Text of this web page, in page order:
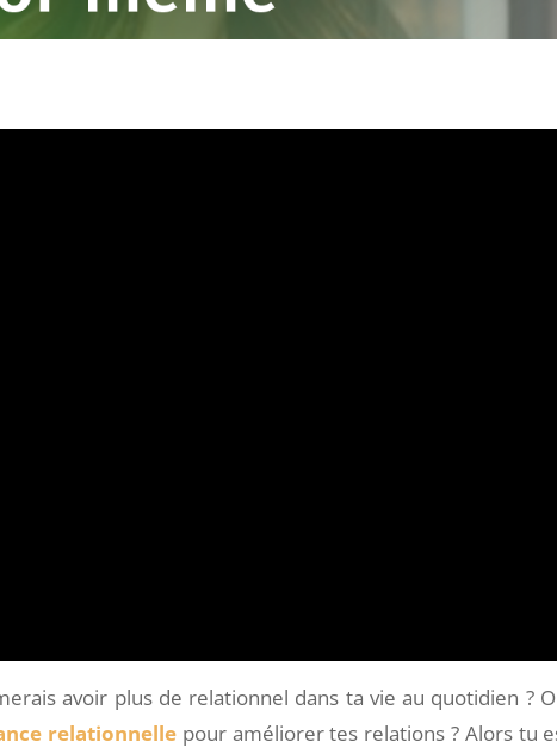
avoir plus de relationnel dans ta vie au quotidien ?
relationnelle pour améliorer tes relations ? Alors tu